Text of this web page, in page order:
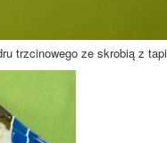
trzcinowego ze skrobią z